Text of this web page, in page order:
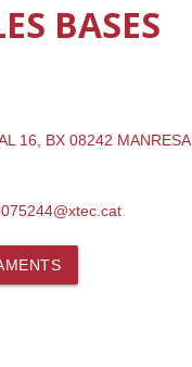
BASES
16, BX 08242 MANRESA